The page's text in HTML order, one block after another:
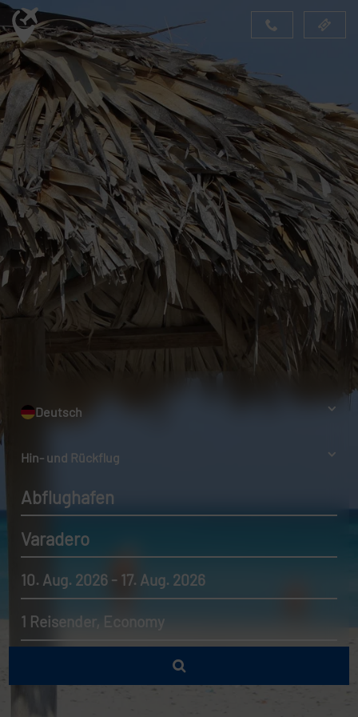
Deutsch
Hin- und Rückflug
Abflughafen
Varadero
10. Aug. 2026 - 17. Aug. 2026
1 Reisender, Economy